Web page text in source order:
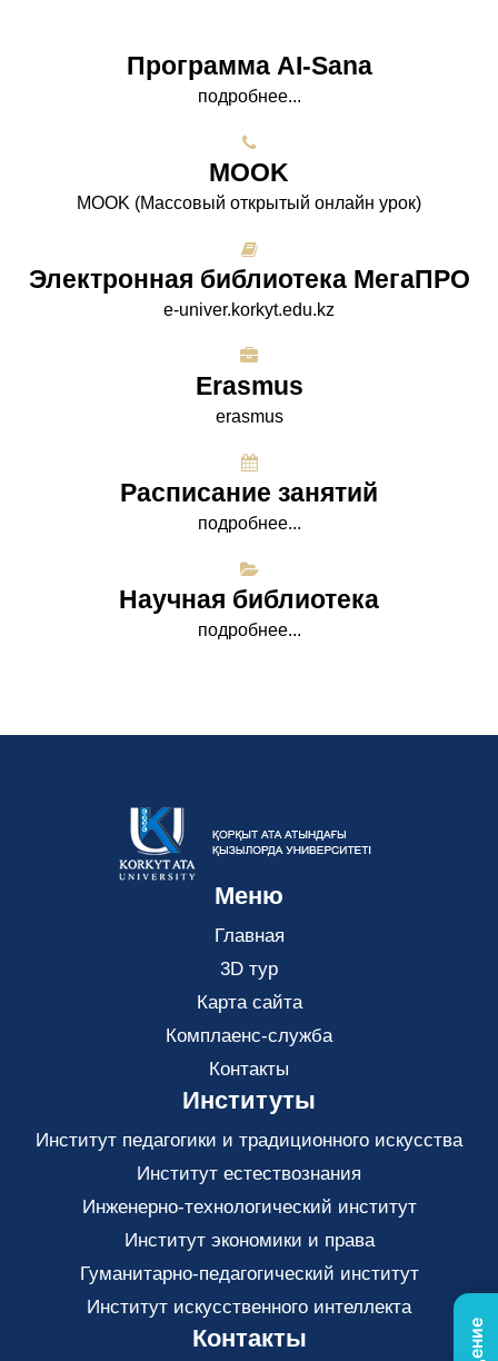
Программа AI-Sana
подробнее...
МООK
МООK (Массовый открытый онлайн урок)
Электронная библиотека МегаПРО
e-univer.korkyt.edu.kz
Erasmus
erasmus
Расписание занятий
подробнее...
Научная библиотека
подробнее...
Меню
Главная
3D тур
Карта сайта
Комплаенс-служба
Контакты
Институты
Институт педагогики и традиционного искусства
Институт естествознания
Инженерно-технологический институт
Институт экономики и права
Гуманитарно-педагогический институт
Институт искусственного интеллекта
Контакты